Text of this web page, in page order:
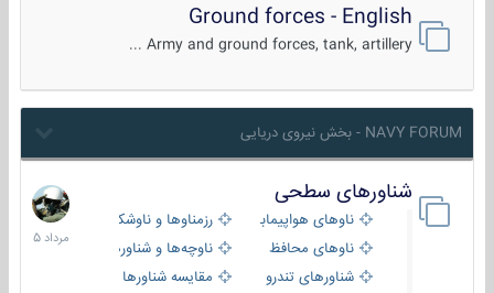
Ground forces - English
Army and ground forces, tank, artillery ...
NAVY FORUM - بخش نیروی دریایی
شناورهای سطحی
ناوهای هواپیمابر و بالگرد بررزمناوها و ناوشکن‌ها
ناوهای محافظ
ناوچه‌ها و شناورهای گشتی
شناورهای تندرو
مقایسه شناورها
2
مرداد
1405